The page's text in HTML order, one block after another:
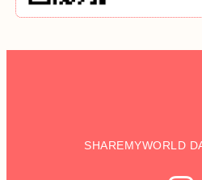
SHAREMYWORLD